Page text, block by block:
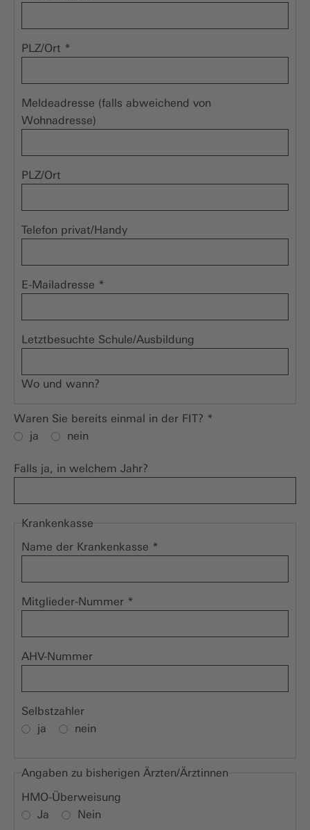
PLZ/Ort *
Meldeadresse (falls abweichend von
Wohnadresse)
PLZ/Ort
Telefon privat/Handy
E-Mailadresse *
Letztbesuchte Schule/Ausbildung
Wo und wann?
Waren Sie bereits einmal in der FIT? *
ja
nein
Falls ja, in welchem Jahr?
Krankenkasse
Name der Krankenkasse *
Mitglieder-Nummer *
AHV-Nummer
Selbstzahler
ja
nein
Angaben zu bisherigen Ärzten/Ärztinnen
HMO-Überweisung
Ja
Nein